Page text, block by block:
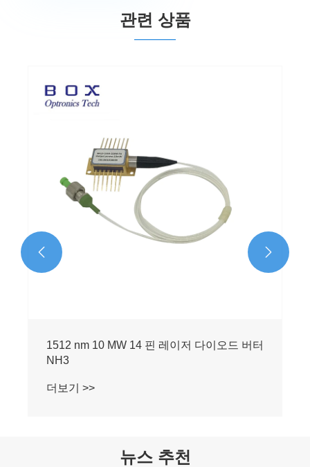
관련 상품
1512 nm 10 MW 14 핀 레이저 다이오드 버터
NH3
더보기 >>
 
뉴스 추천